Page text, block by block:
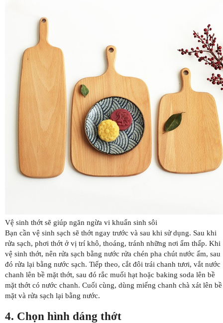
Vệ sinh thớt sẽ giúp ngăn ngừa vi khuẩn sinh sôi
Bạn cần vệ sinh sạch sẽ thớt ngay trước và sau khi sử dụng. Sau khi
rửa sạch, phơi thớt ở vị trí khô, thoáng, tránh những nơi ẩm thấp. Khi
vệ sinh thớt, nên rửa sạch bằng nước rửa chén pha chút nước ấm, sau
đó rửa lại bằng nước sạch. Tiếp theo, cắt đôi trái chanh tươi, vắt nước
chanh lên bề mặt thớt, sau đó rắc muối hạt hoặc baking soda lên bề
mặt thớt có nước chanh. Cuối cùng, dùng miếng chanh chà xát lên bề
mặt và rửa sạch lại bằng nước.
4. Chọn hình dáng thớt